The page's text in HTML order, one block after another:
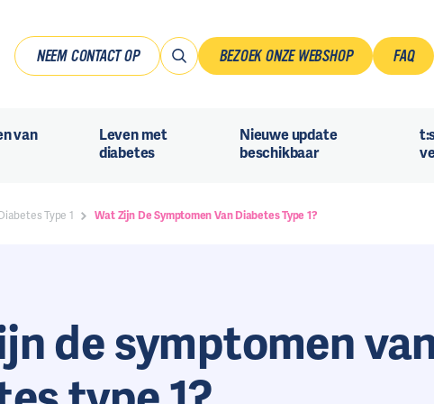
NEEM CONTACT OP BEZOEK ONZE WEBSHOP FAQ
van
Leven met
diabetes
Nieuwe update
beschikbaar
Type 1 Wat Zijn De Symptomen Van Diabetes Type 1?
de symptomen